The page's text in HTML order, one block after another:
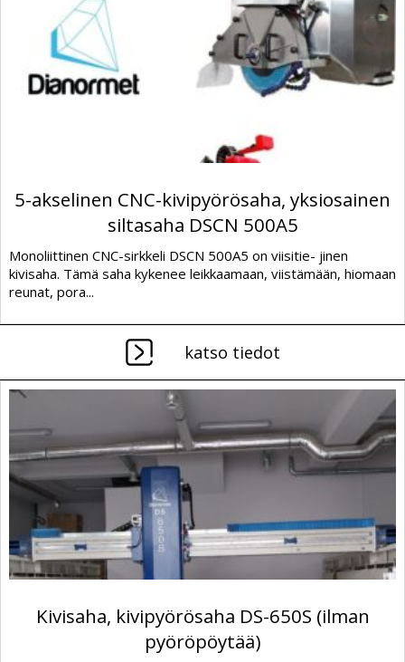
5-akselinen CNC-kivipyörösaha, yksiosainen
siltasaha DSCN 500A5
Monoliittinen CNC-sirkkeli DSCN 500A5 on viisitie- jinen
kivisaha. Tämä saha kykenee leikkaamaan, viistämään, hiomaan
reunat, pora...
katso tiedot
Kivisaha, kivipyörösaha DS-650S (ilman
pyöröpöytää)